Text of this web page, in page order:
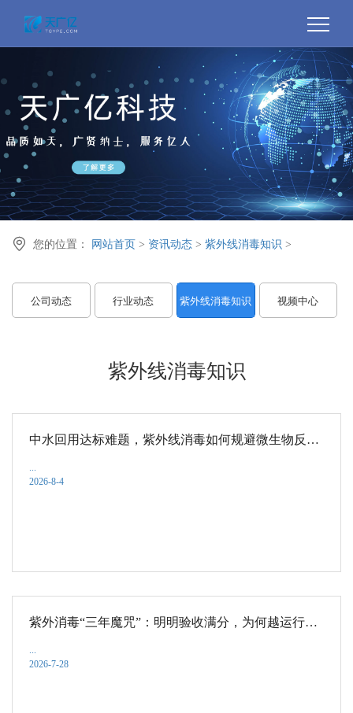
 您的位置： 网站首页 > 资讯动态 > 紫外线消毒知识 >
公司动态 行业动态 紫外线消毒知识 视频中心
紫外线消毒知识
中水回用达标难题，紫外线消毒如何规避微生物反弹问题
2026-8-4
紫外消毒“三年魔咒”：明明验收满分，为何越运行越超标？读懂剂量余量，才是污水稳达标的底牌
2026-7-28